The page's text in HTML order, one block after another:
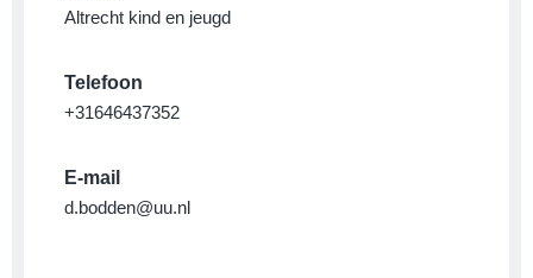
Altrecht kind en jeugd
Telefoon
+31646437352
E-mail
d.bodden@uu.nl